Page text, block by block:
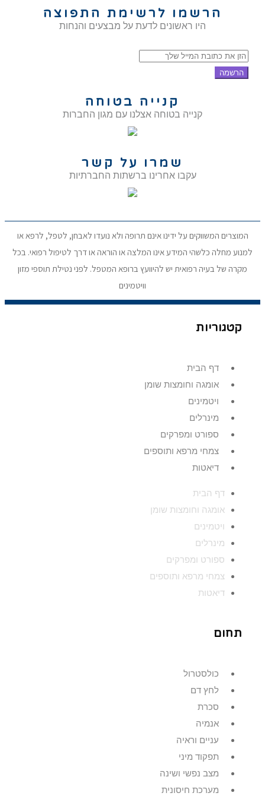
הרשמו לרשימת התפוצה
היו ראשונים לדעת על מבצעים והנחות
הרשמה
קנייה בטוחה
קנייה בטוחה אצלנו עם מגון החברות
שמרו על קשר
עקבו אחרינו ברשתות החברתיות
המוצרים המשווקים על ידינו אינם תרופה ולא נועדו לאבחן, לטפל, לרפא או
למנוע מחלה כלשהי המידע אינו המלצה או הוראה או דרך לטיפול רפואי. בכל
מקרה של בעיה רפואית יש להיוועץ ברופא המטפל. לפני נטילת תוספי מזון
וויטמינים
קטגוריות
דף הבית
אומגה וחומצות שומן
ויטמינים
מינרלים
ספורט ומפרקים
צמחי מרפא ותוספים
דיאטות
דף הבית
אומגה וחומצות שומן
ויטמינים
מינרלים
ספורט ומפרקים
צמחי מרפא ותוספים
דיאטות
תחום
כולסטרול
לחץ דם
סכרת
אנמיה
עניים וראיה
תפקוד מיני
מצב נפשי ושינה
מערכת חיסונית